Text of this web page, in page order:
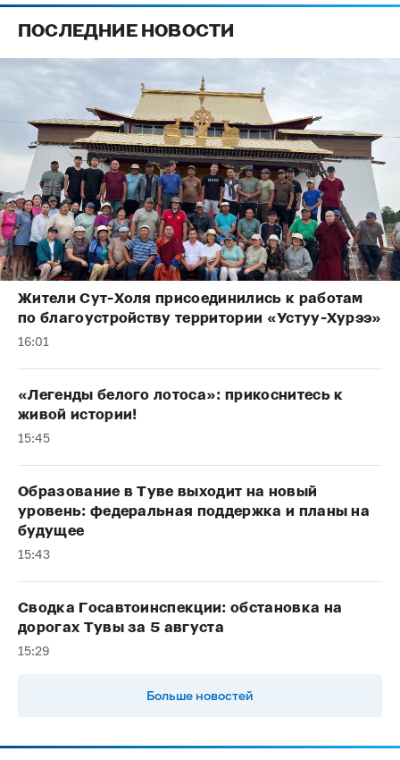
ПОСЛЕДНИЕ НОВОСТИ
Жители Сут-Холя присоединились к работам
по благоустройству территории «Устуу-Хурээ»
16:01
«Легенды белого лотоса»: прикоснитесь к
живой истории!
15:45
Образование в Туве выходит на новый
уровень: федеральная поддержка и планы на
будущее
15:43
Сводка Госавтоинспекции: обстановка на
дорогах Тувы за 5 августа
15:29
Больше новостей